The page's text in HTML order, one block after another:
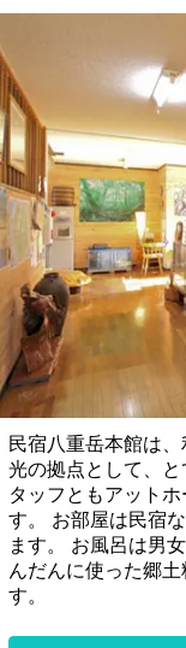
民宿八重岳本館は
光の拠点として、
タッフともアット
す。 お部屋は民宿
ます。 お風呂は男
んだんに使った郷
す。